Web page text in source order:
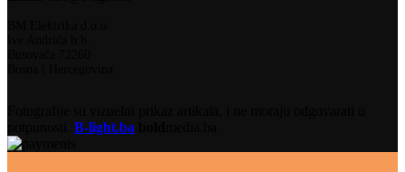
B-light.ba